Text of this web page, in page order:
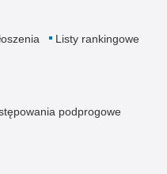
Listy rankingowe
podprogowe